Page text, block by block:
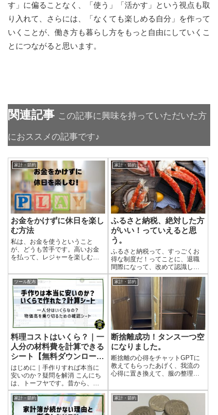
す」に偏ることなく、「使う」「活かす」という視点も取
り入れて、さらには、「なくても楽しめる自分」を作って
いくことが、働き方も暮らし方をもっと自由にしていくこ
とにつながると思います。
関連記事 この記事に興味を持っていただいた方
におススメの記事です♪
家計・節約
お金をかけずに休日を楽し
む方法
私は、お金を使うということ
が、どうも苦手です。高いお金
を払って、レジャーを楽しむと
ん。 せっかくお金を払ったな
ら、払ったお金のことなんか忘
れて、しっかり楽しめばいいの
ですが、支払った金額のことが
頭を離れず、「こんなにお金を
払わなくても、楽しいことがあ
るんじゃないか」というような
ことを考えてしまいます。 つま
りケチなんだ、ということにつ
きますが、そんな性質もあっ
て、お金をかけずに楽しめるこ
とって何だろうと考えること
は、人一倍多いと思います。 そ
んな、私が考える「お金をかけ
ずに休日を楽しむ方法」をお伝
えしてみようと思います。 基本
的な心構え？ 心構え、というと
大げさですが...
家計・節約
ふるさと納税、絶対した方
がいい！っていえると思
う。
ふるさと納税って、すっごくお
得な制度だ！ってことに、退職
間際になって、改めて認識した
ので、声を大にして言いたいで
す。 「ふるさと納税、絶対した
方がいい！」 「知ってるよ」っ
て人は、この記事を読んでも発
見はないかもしれないですが、
「お得らしいね。よく知らんけ
ど」って人は、目を通してみて
欲しいです。 詳しい制度の解説
は、他の専門サイトを見てもら
えばいいと思いますが、お得な
んだ、っていう感覚をつかんで
欲しいと思います。 お得だとい
うことをお伝えしたいので、細
かいところは、端折って説明し
でない部分もありますが、「お
得だ」ってことを伝えたいんで
す。 そもそも、ふるさと納...
ツール配布
料理コストはいくら？｜一
人分の材料費を計算できる
シート【無料ダウンロー
ド】
はじめに｜手作りすれば本当に
安いのか？疑問を解消 こんにち
は、トーフヤです。昔から、な
んでも手作りが好きで、料理や
DIYなど色々と手を出してきまし
た。 もちろん出来栄えも気にな
家計・節約
断捨離成功！タンス一つ空
になりました。
断捨離の心得をチャットGPTに
教えてもらったあげく、我流の
心得に置き換えて、服の整理を
空にしました！ 心得整理の記事
は、こちら↓ 空になったタンス
本当に、空になったんです。 か
なりたくさんの服が入っていま
家計・節約 家計・節約